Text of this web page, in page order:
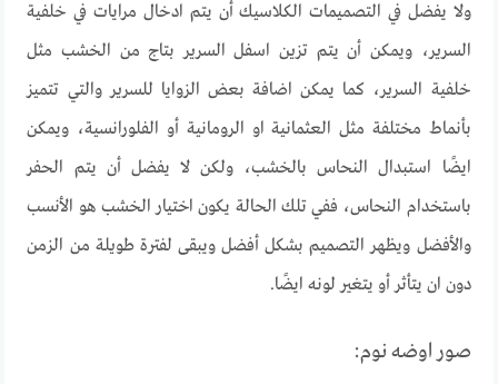
ولا يفضل في التصميمات الكلاسيك أن يتم ادخال مرايات في خلفية
السرير، ويمكن أن يتم تزين اسفل السرير بتاج من الخشب مثل
خلفية السرير، كما يمكن اضافة بعض الزوايا للسرير والتي تتميز
بأنماط مختلفة مثل العثمانية او الرومانية أو الفلورانسية، ويمكن
ايضًا استبدال النحاس بالخشب، ولكن لا يفضل أن يتم الحفر
باستخدام النحاس، ففي تلك الحالة يكون اختيار الخشب هو الأنسب
والأفضل ويظهر التصميم بشكل أفضل ويبقى لفترة طويلة من الزمن
دون ان يتأثر أو يتغير لونه ايضًا.
صور اوضه نوم: